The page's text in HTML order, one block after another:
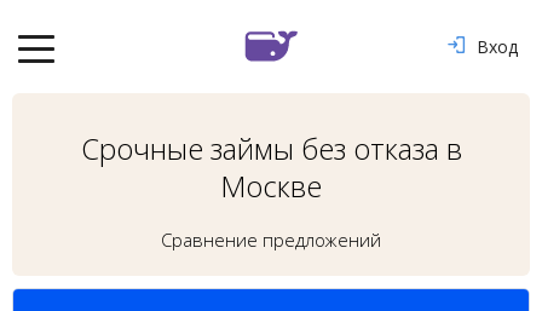
Вход
Срочные займы без отказа в
Москве
Сравнение предложений